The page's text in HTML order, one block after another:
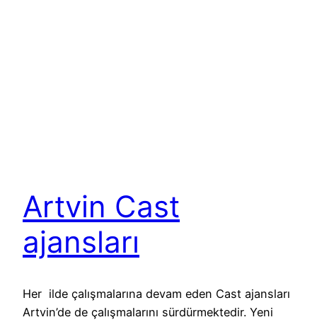
Artvin Cast
ajansları
Her ilde çalışmalarına devam eden Cast ajansları
Artvin’de de çalışmalarını sürdürmektedir. Yeni